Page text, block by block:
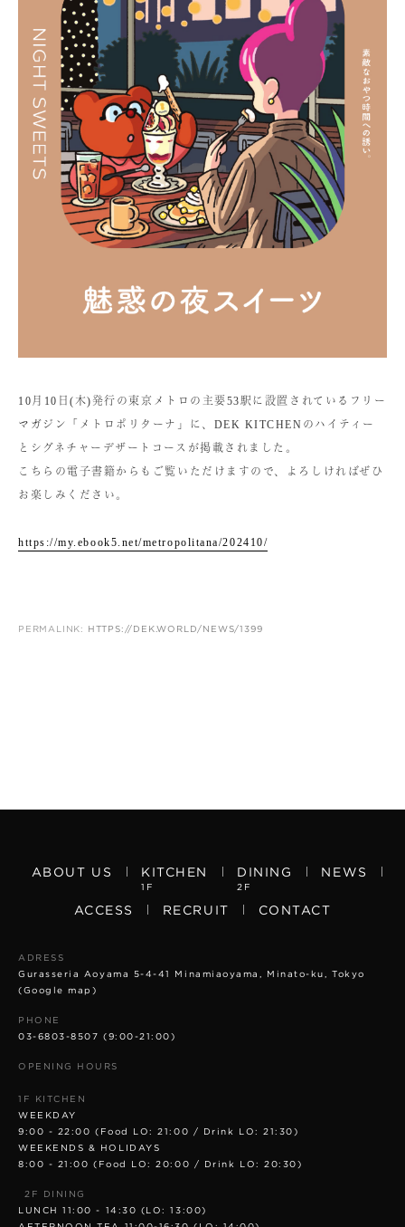
10月10日(木)発行の東京メトロの主要53駅に設置されているフリー
マガジン「メトロポリターナ」に、DEK KITCHENのハイティー
とシグネチャーデザートコースが掲載されました。
こちらの電子書籍からもご覧いただけますので、よろしければぜひ
お楽しみください。
https://my.ebook5.net/metropolitana/202410/
PERMALINK: HTTPS://DEK.WORLD/NEWS/1399
ABOUT US KITCHEN
1F
DINING
2F
NEWS
ACCESS RECRUIT CONTACT
ADRESS
Gurasseria Aoyama 5-4-41 Minamiaoyama, Minato-ku, Tokyo
(Google map)
PHONE
03-6803-8507 (9:00-21:00)
OPENING HOURS
1F KITCHEN
WEEKDAY
9:00 - 22:00 (Food LO: 21:00 / Drink LO: 21:30)
WEEKENDS & HOLIDAYS
8:00 - 21:00 (Food LO: 20:00 / Drink LO: 20:30)
2F DINING
LUNCH 11:00 - 14:30 (LO: 13:00)